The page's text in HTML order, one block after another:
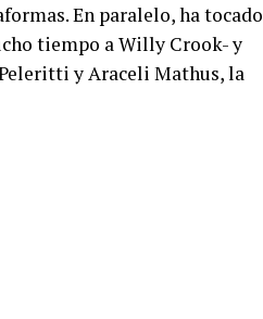
En paralelo, ha tocado
tiempo a Willy Crook- y
y Araceli Mathus, la